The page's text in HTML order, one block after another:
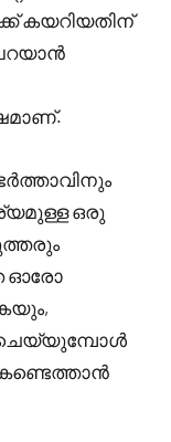
കയറിയതിന്
പറയാൻ
ഒരു
ഓരോ
ചെയ്യുമ്പോൾ